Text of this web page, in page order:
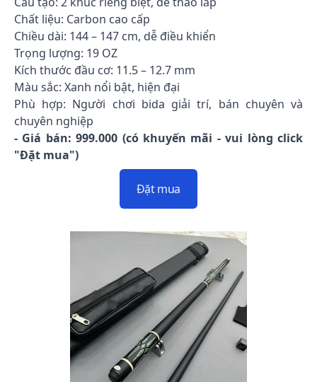
Chất liệu: Carbon cao cấp
Chiều dài: 144 – 147 cm, dễ điều khiển
Trọng lượng: 19 OZ
Kích thước đầu cơ: 11.5 – 12.7 mm
Màu sắc: Xanh nổi bật, hiện đại
Phù hợp: Người chơi bida giải trí, bán chuyên và
chuyên nghiệp
- Giá bán: 999.000 (có khuyến mãi - vui lòng click
"Đặt mua")
Đặt mua